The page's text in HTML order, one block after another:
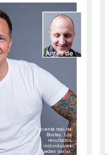
Antes de
Paciente real de
Bosley. Los
resultados
individuales
pueden variar.